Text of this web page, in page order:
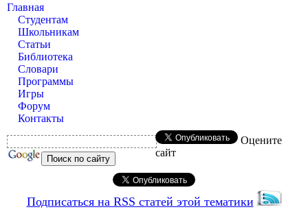
Главная
Студентам
Школьникам
Статьи
Библиотека
Словари
Программы
Игры
Форум
Контакты
Оцените
сайт
Подписаться на RSS статей этой тематики